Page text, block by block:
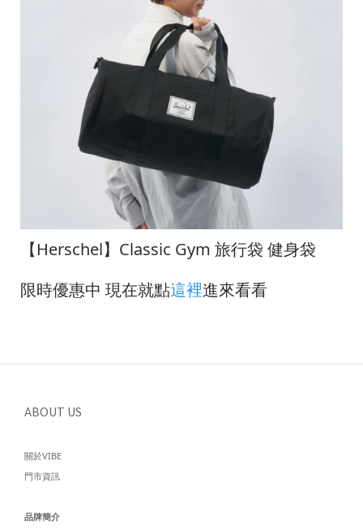
【Herschel】Classic Gym 旅行袋 健身袋
限時優惠中 現在就點這裡進來看看
ABOUT US
關於VIBE
門市資訊
品牌簡介